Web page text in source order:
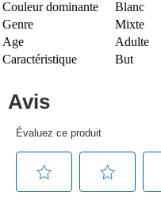
Couleur dominante
Blanc
Genre
Mixte
Age
Adulte
Caractéristique
But